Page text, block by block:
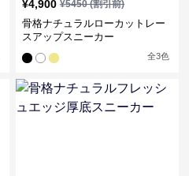
¥4,900 ¥5450(割引前)
骨格ナチュラルローカットレー
スアップスニーカー
全3色